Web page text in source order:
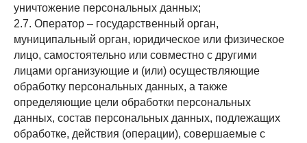
уничтожение персональных данных;
2.7. Оператор – государственный орган,
муниципальный орган, юридическое или физическое
лицо, самостоятельно или совместно с другими
лицами организующие и (или) осуществляющие
обработку персональных данных, а также
определяющие цели обработки персональных
данных, состав персональных данных, подлежащих
обработке, действия (операции), совершаемые с